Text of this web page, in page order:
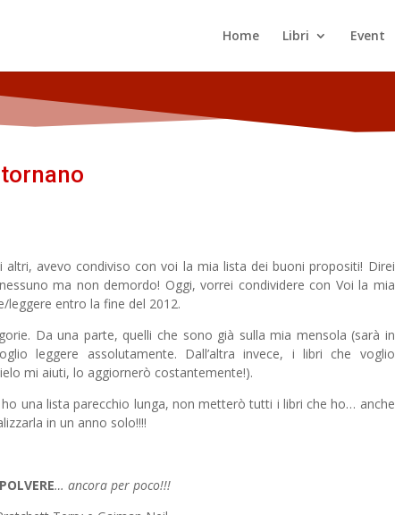
Home Libri Event
altri, avevo condiviso con voi la mia lista dei buoni propositi! Direi
ma non demordo! Oggi, vorrei condividere con Voi la mia
leggere entro la fine del 2012.
Da una parte, quelli che sono già sulla mia mensola (sarà in
leggere assolutamente. Dall’altra invece, i libri che voglio
mi aiuti, lo aggiornerò costantemente!).
una lista parecchio lunga, non metterò tutti i libri che ho… anche
in un anno solo!!!!
… ancora per poco!!!